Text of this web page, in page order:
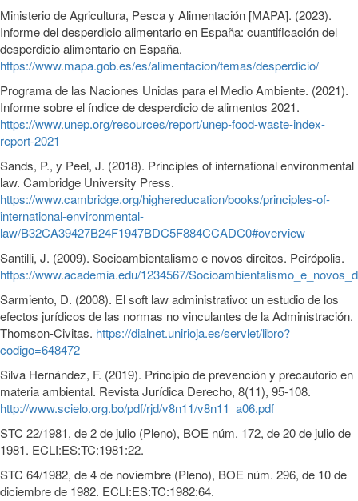
Ministerio de Agricultura, Pesca y Alimentación [MAPA]. (2023).
Informe del desperdicio alimentario en España: cuantificación del
desperdicio alimentario en España.
https://www.mapa.gob.es/es/alimentacion/temas/desperdicio/
Programa de las Naciones Unidas para el Medio Ambiente. (2021).
Informe sobre el índice de desperdicio de alimentos 2021.
https://www.unep.org/resources/report/unep-food-waste-index-
report-2021
Sands, P., y Peel, J. (2018). Principles of international environmental
law. Cambridge University Press.
https://www.cambridge.org/highereducation/books/principles-of-
international-environmental-
law/B32CA39427B24F1947BDC5F884CCADC0#overview
Santilli, J. (2009). Socioambientalismo e novos direitos. Peirópolis.
https://www.academia.edu/1234567/
Sarmiento, D. (2008). El soft law administrativo: un estudio de los
efectos jurídicos de las normas no vinculantes de la Administración.
Thomson-Civitas. https://dialnet.unirioja.es/servlet/libro?
codigo=648472
Silva Hernández, F. (2019). Principio de prevención y precautorio en
materia ambiental. Revista Jurídica Derecho, 8(11), 95-108.
http://www.scielo.org.bo/pdf/rjd/v8n11/v8n11_a06.pdf
STC 22/1981, de 2 de julio (Pleno), BOE núm. 172, de 20 de julio de
1981. ECLI:ES:TC:1981:22.
STC 64/1982, de 4 de noviembre (Pleno), BOE núm. 296, de 10 de
diciembre de 1982. ECLI:ES:TC:1982:64.